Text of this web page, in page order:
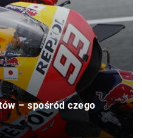
– spośród czego